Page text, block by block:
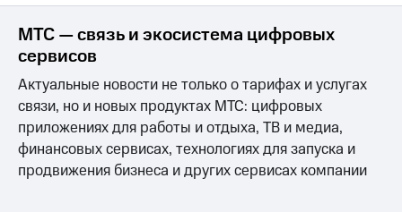
Корпоративный
секретарь
Раскрытие
информации
Информация
акционерам
Документы
ПАО
"МТС"
Собрания
акционеров
МТС — связь и экосистема цифровых
сервисов
Актуальные новости не только о тарифах и услугах
связи, но и новых продуктах МТС: цифровых
приложениях для работы и отдыха, ТВ и медиа,
финансовых сервисах, технологиях для запуска и
продвижения бизнеса и других сервисах компании